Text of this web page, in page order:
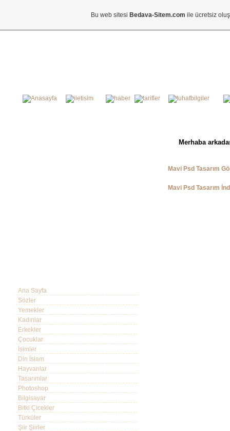
Ana Sayfa
Sözler
Yemekler
Kadınlar
Erkekler
Çocuklar
İsimler
Din İslam
Hayvanlar
Tasarımlar
Photoshop
Bilgisayar
Bitki Çicekler
Türküler
Şiir Şiirler
Merhaba
Mavi Psd Tasarım
Mavi Psd Tasarım
Bu web sitesi Bedava-Sitem.com ile ücretsiz